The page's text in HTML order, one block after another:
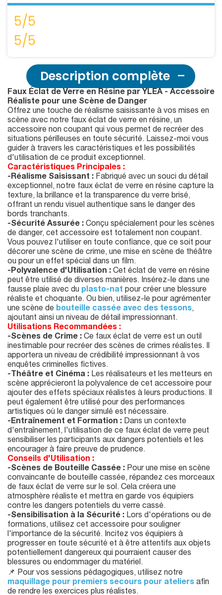
5/5
5/5
Description complète
Faux Éclat de Verre en Résine par YLEA - Accessoire
Réaliste pour une Scène de Danger
Offrez une touche de réalisme saisissante à vos mises en
scène avec notre faux éclat de verre en résine, un
accessoire non coupant qui vous permet de recréer des
situations périlleuses en toute sécurité. Laissez-moi vous
guider à travers les caractéristiques et les possibilités
d'utilisation de ce produit exceptionnel.
Caractéristiques Principales :
-Réalisme Saisissant : Fabriqué avec un souci du détail
exceptionnel, notre faux éclat de verre en résine capture la
texture, la brillance et la transparence du verre brisé,
offrant un rendu visuel authentique sans le danger des
bords tranchants.
-Sécurité Assurée : Conçu spécialement pour les scènes
de danger, cet accessoire est totalement non coupant.
Vous pouvez l'utiliser en toute confiance, que ce soit pour
décorer une scène de crime, une mise en scène de théâtre
ou pour un effet spécial dans un film.
-Polyvalence d'Utilisation : Cet éclat de verre en résine
peut être utilisé de diverses manières. Insérez-le dans une
fausse plaie avec du plasto-nat pour créer une blessure
réaliste et choquante. Ou bien, utilisez-le pour agrémenter
une scène de bouteille cassée avec des tessons,
ajoutant ainsi un niveau de détail impressionnant.
Utilisations Recommandées :
-Scènes de Crime : Ce faux éclat de verre est un outil
inestimable pour recréer des scènes de crimes réalistes. Il
apportera un niveau de crédibilité impressionnant à vos
enquêtes criminelles fictives.
-Théâtre et Cinéma : Les réalisateurs et les metteurs en
scène apprécieront la polyvalence de cet accessoire pour
ajouter des effets spéciaux réalistes à leurs productions. Il
peut également être utilisé pour des performances
artistiques où le danger simulé est nécessaire.
-Entraînement et Formation : Dans un contexte
d'entraînement, l'utilisation de ce faux éclat de verre peut
sensibiliser les participants aux dangers potentiels et les
encourager à faire preuve de prudence.
Conseils d'Utilisation :
-Scènes de Bouteille Cassée : Pour une mise en scène
convaincante de bouteille cassée, répandez ces morceaux
de faux éclat de verre sur le sol. Cela créera une
atmosphère réaliste et mettra en garde vos équipiers
contre les dangers potentiels du verre cassé.
-Sensibilisation à la Sécurité : Lors d'opérations ou de
formations, utilisez cet accessoire pour souligner
l'importance de la sécurité. Incitez vos équipiers à
progresser en toute sécurité et à être attentifs aux objets
potentiellement dangereux qui pourraient causer des
blessures ou endommager du matériel.
📌 Pour vos sessions pédagogiques, utilisez notre
maquillage pour premiers secours pour ateliers afin
de rendre les exercices plus réalistes.